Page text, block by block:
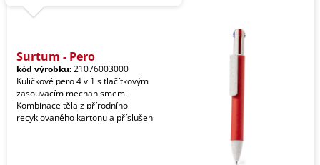
Surtum - Pero
kód výrobku:21076003000
Kuličkové pero 4 v 1 s tlačítkovým
zasouvacím mechanismem.
Kombinace těla z přírodního
recyklovaného kartonu a příslušen